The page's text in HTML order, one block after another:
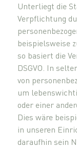
Unterliegt die
Verpflichtung
beispielsweise
so basiert die
DSGVO. In
von
um
oder einer
Dies wäre
in unseren
daraufhin sein